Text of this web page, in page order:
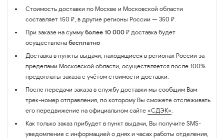
Стоимость доставки по Москве и Московской области
составляет 150 ₽, в другие регионы России — 350 ₽.
При заказе на сумму более 10 000 ₽ доставка будет
осуществлена бесплатно
Доставка в пункты выдачи, находящиеся в регионах России за
пределами Московской области, осуществляется после 100%
предоплаты заказа с учётом стоимости доставки.
После передачи заказа в службу доставки мы сообщим Вам
трек-номер отправления, по которому Вы сможете отслеживать
его передвижение на официальном сайте «СДЭК».
Как только заказ прибудет в пункт выдачи, Вы получите SMS-
уведомление с информацией о днях и часах работы отделения,